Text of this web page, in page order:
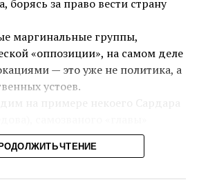
борясь за право вести страну
маргинальные группы,
«оппозиции», на самом деле
— это уже не политика, а
устоев.
на примере некоего Сардара
партии и ещё
групп. Вместо того чтобы
ЧТЕНИЕ